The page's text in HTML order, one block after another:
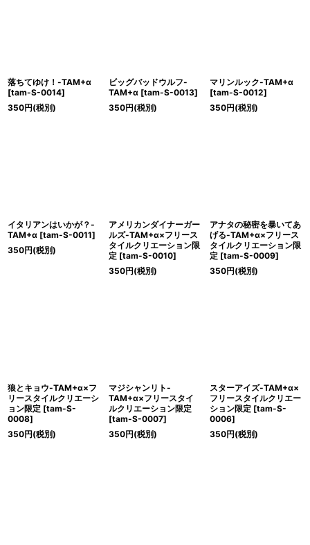
落ちてゆけ！-TAM+α
[tam-S-0014]
350円(税別)
ビッグバッドウルフ-
TAM+α [tam-S-0013]
350円(税別)
マリンルック-TAM+α
[tam-S-0012]
350円(税別)
イタリアンはいかが？-
TAM+α [tam-S-0011]
350円(税別)
アメリカンダイナーガー
ルズ-TAM+α×フリース
タイルクリエーション限
定 [tam-S-0010]
350円(税別)
アナタの秘密を暴いてあ
げる-TAM+α×フリース
タイルクリエーション限
定 [tam-S-0009]
350円(税別)
狼とキョウ-TAM+α×フ
リースタイルクリエーシ
ョン限定 [tam-S-
0008]
350円(税別)
マジシャンリト-
TAM+α×フリースタイ
ルクリエーション限定
[tam-S-0007]
350円(税別)
スターアイズ-TAM+α×
フリースタイルクリエー
ション限定 [tam-S-
0006]
350円(税別)